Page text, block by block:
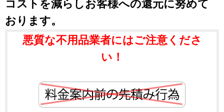
コストを減らしお客様への還元に努めて
おります。
悪質な不用品業者にはご注意くださ
い！